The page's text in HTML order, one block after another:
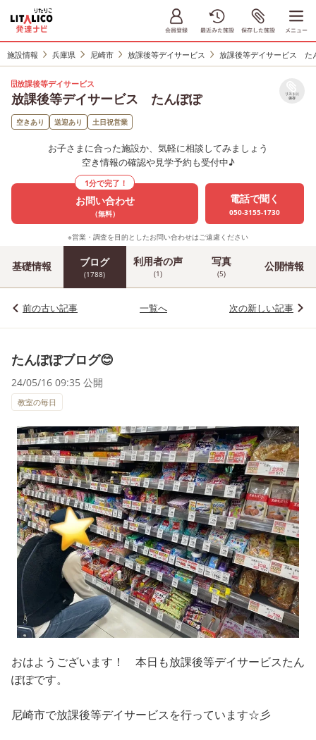
施設情報 兵庫県 尼崎市 放課後等デイサービス 放課後等デイサービス た
放課後等デイサービス
放課後等デイサービス たんぽぽ リストに
保存
空きあり 送迎あり 土日祝営業
お子さまに合った施設か、気軽に相談してみましょう
空き情報の確認や見学予約も受付中♪
1分で完了！
お問い合わせ
（無料）
電話で聞く
050-3155-1730
※営業・調査を目的としたお問い合わせはご遠慮ください
基礎情報 ブログ
(1788)
利用者の声
(1)
写真
(5)
公開情報
前の古い記事 一覧へ 次の新しい記事
たんぽぽブログ😊
24/05/16 09:35 公開
教室の毎日
おはようございます！ 本日も放課後等デイサービスたん
ぽぽです。
尼崎市で放課後等デイサービスを行っています☆彡